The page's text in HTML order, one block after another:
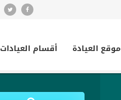
موقع العيادة أقسام العيادات